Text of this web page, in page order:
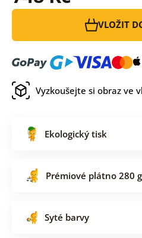
VLOŽIT
Vyzkoušejte si obraz ve
Ekologický tisk
Prémiové plátno 280
Syté barvy